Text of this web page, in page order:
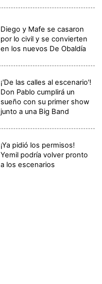
Diego y Mafe se casaron
por lo civil y se convierten
en los nuevos De Obaldía
¡'De las calles al escenario'!
Don Pablo cumplirá un
sueño con su primer show
junto a una Big Band
¡Ya pidió los permisos!
Yemil podría volver pronto
a los escenarios